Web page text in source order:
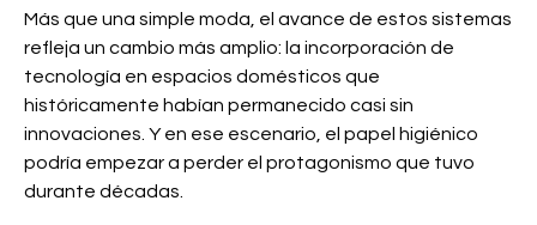
Más que una simple moda, el avance de estos sistemas
refleja un cambio más amplio: la incorporación de
tecnología en espacios domésticos que
históricamente habían permanecido casi sin
innovaciones. Y en ese escenario, el papel higiénico
podría empezar a perder el protagonismo que tuvo
durante décadas.